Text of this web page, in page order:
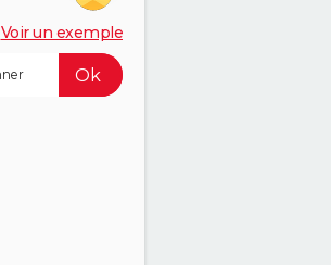
Voir un exemple